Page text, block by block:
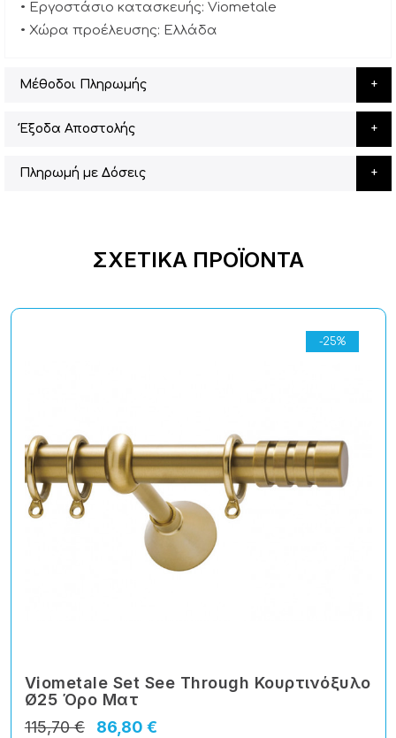
• Εργοστάσιο κατασκευής: Viometale
• Χώρα προέλευσης: Ελλάδα
Μέθοδοι Πληρωμής
Έξοδα Αποστολής
Πληρωμή με Δόσεις
ΣΧΕΤΙΚΆ ΠΡΟΪΌΝΤΑ
-25%
Viometale Set See Through Κουρτινόξυλο
Ø25 Όρο Ματ
86,80 €
115,70 €